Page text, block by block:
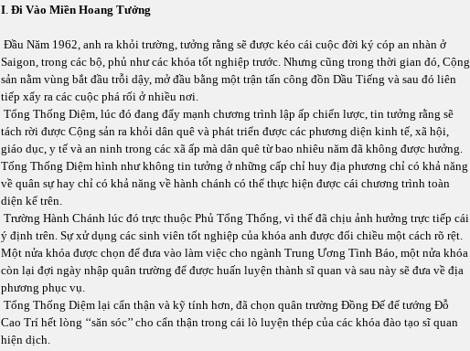
I. Đi Vào Miền Hoang Tưởng
Đầu Năm 1962, anh ra khỏi trường, tưởng rằng sẽ được kéo cái cuộc đời ký cóp an nhàn ở
Saigon, trong các bộ, phủ như các khóa tốt nghiệp trước. Nhưng cũng trong thời gian đó, Cộng
sản nằm vùng bắt đầu trỗi dậy, mở đầu bằng một trận tấn công đồn Dầu Tiếng và sau đó liên
tiếp xẩy ra các cuộc phá rối ở nhiều nơi.
Tổng Thống Diệm, lúc đó đang đẩy mạnh chương trình lập ấp chiến lược, tin tưởng rằng sẽ
tách rời được Cộng sản ra khỏi dân quê và phát triển được các phương diện kinh tế, xã hội,
giáo dục, y tế và an ninh trong các xã ấp mà dân quê từ bao nhiêu năm đã không được hưởng.
Tống Thống Diệm hình như không tin tưởng ở những cấp chỉ huy địa phương chỉ có khả năng
về quân sự hay chỉ có khả năng về hành chánh có thể thực hiện được cái chương trình toàn
diện kể trên.
Trường Hành Chánh lúc đó trực thuộc Phủ Tổng Thống, vì thế đã chịu ảnh hưởng trực tiếp cái
ý định trên. Sự xử dụng các sinh viên tốt nghiệp của khóa anh được đổi chiều một cách rõ rệt.
Một nửa khóa được chọn để đưa vào làm việc cho ngành Trung Ương Tình Báo, một nửa khóa
còn lại đợi ngày nhập quân trường để được huấn luyện thành sĩ quan và sau này sẽ đưa về địa
phương phục vụ.
Tổng Thống Diệm lại cẩn thận và kỹ tính hơn, đã chọn quân trường Đồng Đế để tướng Đỗ
Cao Trí hết lòng ‘‘săn sóc’’ cho cẩn thận trong cái lò luyện thép của các khóa đào tạo sĩ quan
hiện dịch.